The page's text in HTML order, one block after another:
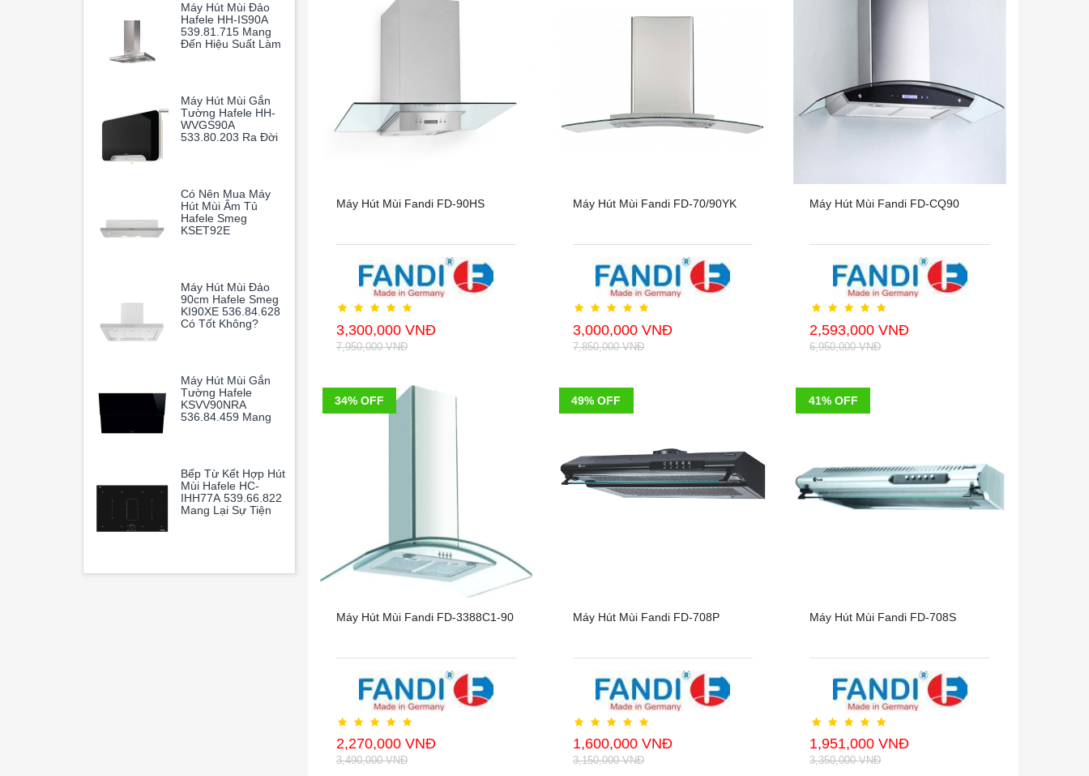
Máy Hút Mùi Đảo
Hafele HH-IS90A
539.81.715 Mang
Đến Hiệu Suất Làm
Luôn Thoáng Mát
Và Trong Lành.
Máy Hút Mùi Gắn
Tường Hafele HH-
WVGS90A
533.80.203 Ra Đời
Có Nên Mua Máy
Hút Mùi Âm Tủ
Hafele Smeg
KSET92E
Máy Hút Mùi Đảo
90cm Hafele Smeg
KI90XE 536.84.628
Có Tốt Không?
Máy Hút Mùi Gắn
Tường Hafele
KSVV90NRA
536.84.459 Mang
Bếp Từ Kết Hợp Hút
Mùi Hafele HC-
IHH77A 539.66.822
Mang Lại Sự Tiện
Máy Hút Mùi Fandi FD-90HS
3,300,000 VNĐ
7,950,000 VNĐ
Máy Hút Mùi Fandi FD-70/90YK
3,000,000 VNĐ
7,850,000 VNĐ
Máy Hút Mùi Fandi FD-CQ90
2,593,000 VNĐ
6,950,000 VNĐ
34% OFF
Máy Hút Mùi Fandi FD-3388C1-90
2,270,000 VNĐ
3,490,000 VNĐ
49% OFF
Máy Hút Mùi Fandi FD-708P
1,600,000 VNĐ
3,150,000 VNĐ
41% OFF
Máy Hút Mùi Fandi FD-708S
1,951,000 VNĐ
3,350,000 VNĐ